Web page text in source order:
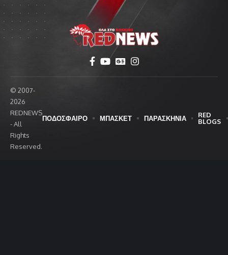
© 2007-
2026
REDNEWS
- All
Rights
Reserved.
ΠΟΔΟΣΦΑΙΡΟ ΜΠΑΣΚΕΤ ΠΑΡΑΣΚΗΝΙΑ
RED
BLOGS